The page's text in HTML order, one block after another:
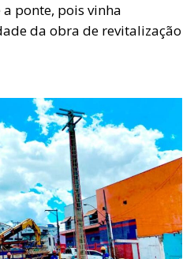
ponte, pois vinha
da obra de revitalização